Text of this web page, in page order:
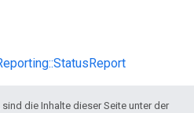
die Inhalte dieser Seite unter der